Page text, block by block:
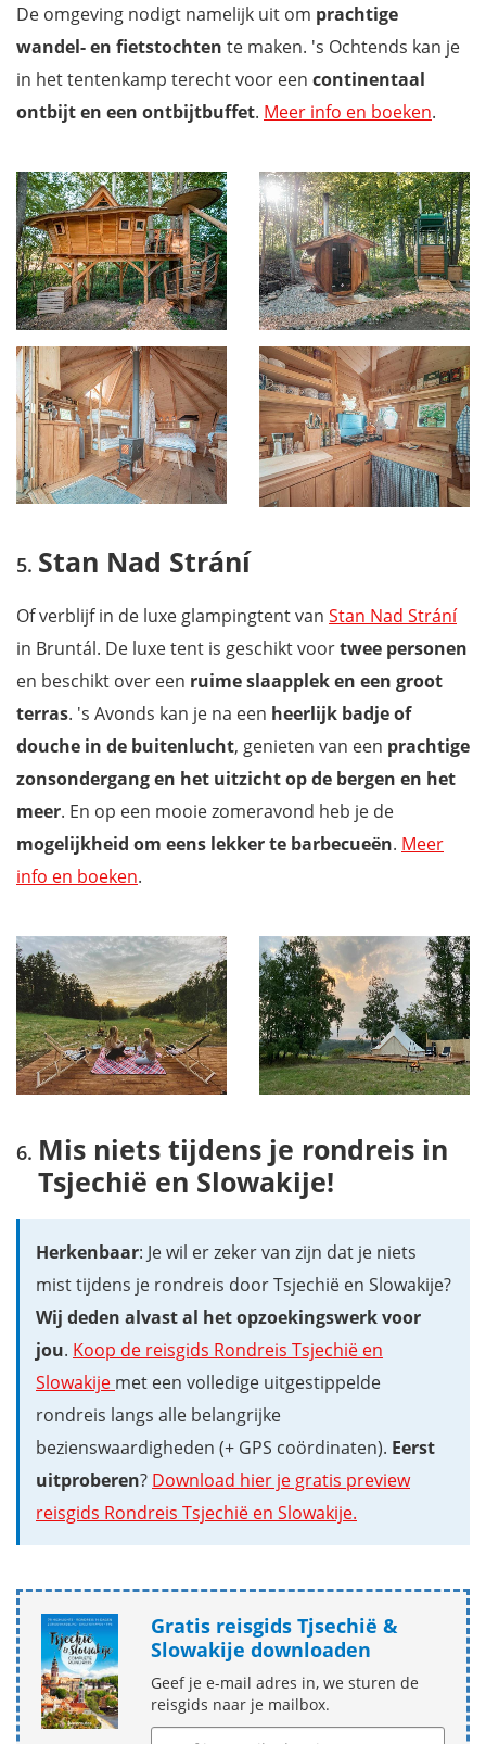
De omgeving nodigt namelijk uit om prachtige
wandel- en fietstochten te maken. 's Ochtends kan je
in het tentenkamp terecht voor een continentaal
ontbijt en een ontbijtbuffet. Meer info en boeken.
Stan Nad Strání
Of verblijf in de luxe glampingtent van Stan Nad Strání
in Bruntál. De luxe tent is geschikt voortwee personen
en beschikt over een ruime slaapplek en een groot
terras. 's Avonds kan je na een heerlijk badje of
douche in de buitenlucht, genieten van een prachtige
zonsondergang en het uitzicht op de bergen en het
meer. En op een mooie zomeravond heb je de
mogelijkheid om eens lekker te barbecueën. Meer
info en boeken.
Mis niets tijdens je rondreis in
Tsjechië en Slowakije!
Herkenbaar: Je wil er zeker van zijn dat je niets
mist tijdens je rondreis door Tsjechië en Slowakije?
Wij deden alvast al het opzoekingswerk voor
jou. Koop de reisgids Rondreis Tsjechië en
Slowakije met een volledige uitgestippelde
rondreis langs alle belangrijke
bezienswaardigheden (+ GPS coördinaten). Eerst
uitproberen? Download hier je gratis preview
reisgids Rondreis Tsjechië en Slowakije.
Gratis reisgids Tjsechië &
Slowakije downloaden
Geef je e-mail adres in, we sturen de
reisgids naar je mailbox.